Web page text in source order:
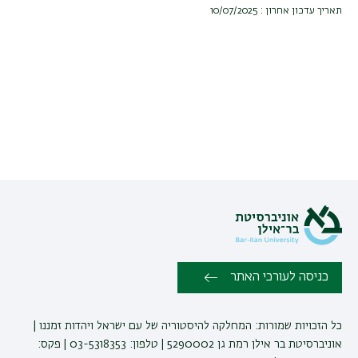
תאריך עדכון אחרון : 10/07/2025
כניסה לעורכי האתר
כל הזכויות שמורות: המחלקה להיסטוריה של עם ישראל ויהדות זמננו |
אוניברסיטת בר אילן רמת גן 5290002 | טלפון: 03-5318353 | פקס: